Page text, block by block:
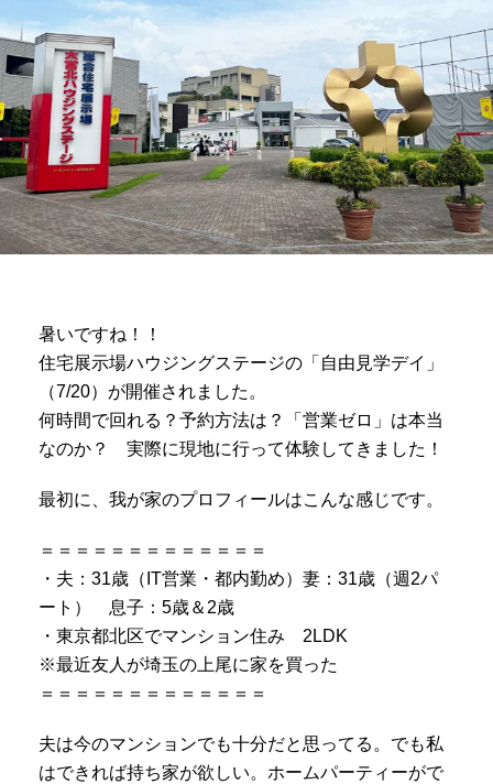
暑いですね！！
住宅展示場ハウジングステージの「自由見学デイ」
（7/20）が開催されました。
何時間で回れる？予約方法は？「営業ゼロ」は本当
なのか？ 実際に現地に行って体験してきました！
最初に、我が家のプロフィールはこんな感じです。
＝＝＝＝＝＝＝＝＝＝＝＝＝
・夫：31歳（IT営業・都内勤め）妻：31歳（週2パ
ート） 息子：5歳＆2歳
・東京都北区でマンション住み 2LDK
※最近友人が埼玉の上尾に家を買った
＝＝＝＝＝＝＝＝＝＝＝＝＝
夫は今のマンションでも十分だと思ってる。でも私
はできれば持ち家が欲しい。ホームパーティーがで